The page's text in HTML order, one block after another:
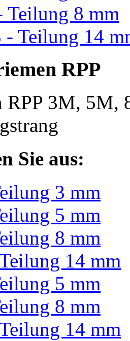
Teilung 8 mm
Teilung 14
RPP
RPP 3M, 5M,
Sie aus:
3 mm
5 mm
8 mm
14 mm
5 mm
8 mm
14 mm